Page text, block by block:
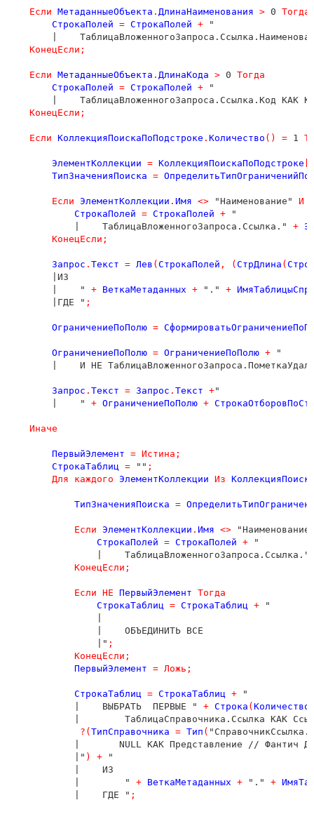
Если МетаданныеОбъекта . ДлинаНаименования > 0 Тогда
СтрокаПолей = СтрокаПолей + "
|
КонецЕсли ;
Если МетаданныеОбъекта . ДлинаКода > 0 Тогда
СтрокаПолей = СтрокаПолей + "
|    ТаблицаВложенногоЗапроса.Ссылка.Код КАК
КонецЕсли ;
Если КоллекцияПоискаПоПодстроке . Количество () = 1
ЭлементКоллекции = КоллекцияПоискаПоПодстроке
ТипЗначенияПоиска =
Если ЭлементКоллекции . Имя <> "Наименование" И
СтрокаПолей = СтрокаПолей + "
            |    ТаблицаВложенногоЗапроса.Ссылка."
+
КонецЕсли ;
Запрос . Текст = Лев ( СтрокаПолей , ( СтрДлина (
        |ИЗ
        |    "
+ ВеткаМетаданных + "." +
        |ГДЕ "
;
ОграничениеПоПолю =
ОграничениеПоПолю = ОграничениеПоПолю + "
|    И НЕ
Запрос . Текст = Запрос . Текст +"
        |    "
+ ОграничениеПоПолю +
Иначе
ПервыйЭлемент = Истина ;
СтрокаТаблиц = "" ;
Для
каждого ЭлементКоллекции Из
ТипЗначенияПоиска =
Если ЭлементКоллекции . Имя <>
СтрокаПолей = СтрокаПолей + "
|
КонецЕсли ;
Если НЕ ПервыйЭлемент Тогда
СтрокаТаблиц = СтрокаТаблиц + "
                |    ОБЪЕДИНИТЬ ВСЕ
                |"
;
КонецЕсли ;
ПервыйЭлемент = Ложь ;
СтрокаТаблиц = СтрокаТаблиц + "
            |    ВЫБРАТЬ  ПЕРВЫЕ "
+ Строка (
|        ТаблицаСправочника.Ссылка КАК
?( ТипСправочника = Тип (
|       NULL КАК Представление // Фантич
            |"
) + "
            |    ИЗ
            |        "
+ ВеткаМетаданных + "." +
            |    ГДЕ "
;